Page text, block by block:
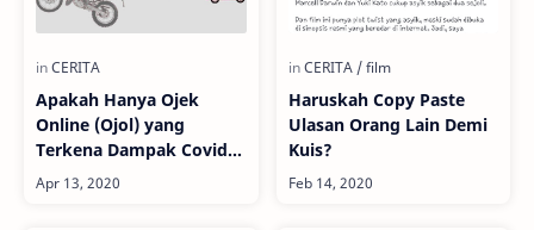
Apakah Hanya Ojek
Online (Ojol) yang
Terkena Dampak Covid-
19?
Haruskah Copy Paste
Ulasan Orang Lain Demi
Kuis?